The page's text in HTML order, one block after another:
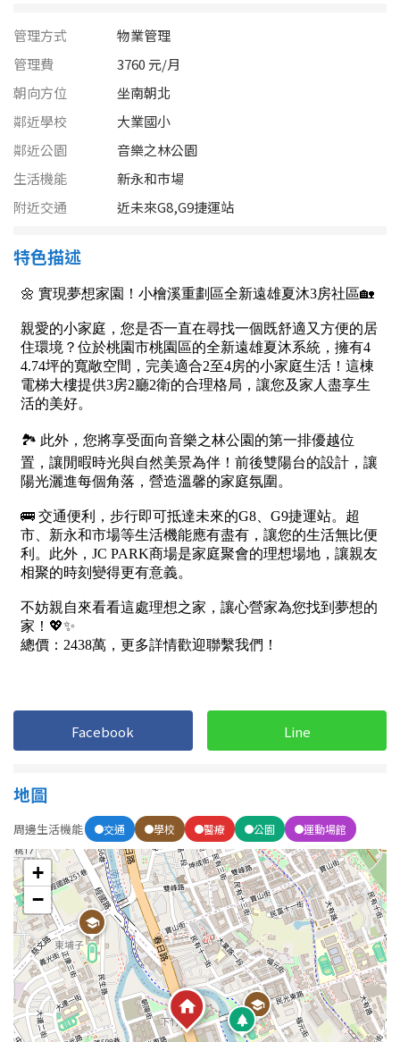
高雄市
澎湖縣
屏東縣
花蓮縣
80坪以上
~
樓層
不拘
3樓 4樓
5~10樓 11~20樓
21樓以上
~
不拘
1房
2房
4房
不拘
5 年以下
20-30 年 30-40 年
40 年以上
售價
管理方式
物業管理
管理費
3760 元/月
朝向方位
坐南朝北
鄰近學校
大業國小
鄰近公園
音樂之林公園
生活機能
新永和市場
附近交通
近未來G8,G9捷運站
特色描述
Facebook Line
地圖
周邊生活機能 交通 學校 醫療 公園 運動場館
+
−